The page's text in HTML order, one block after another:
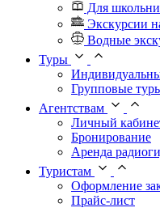
Для
Экскурсии
Водные
Туры
Групповые
Агентствам
Личный
Бронирование
Аренда
Туристам
Оформление
Прайс-лист